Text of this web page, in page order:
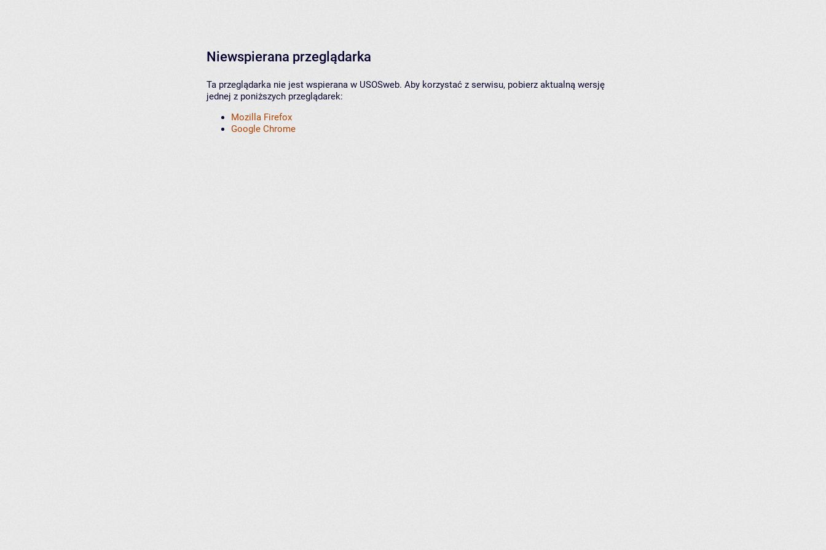
Niewspierana przeglądarka
Ta przeglądarka nie jest wspierana w USOSweb. Aby korzystać z serwisu, pobierz aktualną wersję
jednej z poniższych przeglądarek:
Mozilla Firefox
Google Chrome